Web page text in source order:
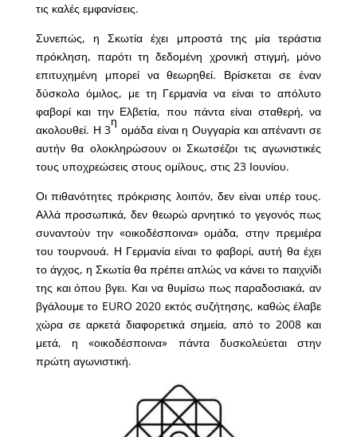
τις καλές εμφανίσεις.
Συνεπώς, η Σκωτία έχει μπροστά της μία τεράστια
πρόκληση, παρότι τη δεδομένη χρονική στιγμή, μόνο
επιτυχημένη μπορεί να θεωρηθεί. Βρίσκεται σε έναν
δύσκολο όμιλος, με τη Γερμανία να είναι το απόλυτο
φαβορί και την Ελβετία, που πάντα είναι σταθερή, να
ακολουθεί. Η 3
η
ομάδα είναι η Ουγγαρία και απέναντι σε
αυτήν θα ολοκληρώσουν οι Σκωτσέζοι τις αγωνιστικές
τους υποχρεώσεις στους ομίλους, στις 23 Ιουνίου.
Οι πιθανότητες πρόκρισης λοιπόν, δεν είναι υπέρ τους.
Αλλά προσωπικά, δεν θεωρώ αρνητικό το γεγονός πως
συναντούν την «οικοδέσποινα» ομάδα, στην πρεμιέρα
του τουρνουά. Η Γερμανία είναι το φαβορί, αυτή θα έχει
το άγχος, η Σκωτία θα πρέπει απλώς να κάνει το παιχνίδι
της και όπου βγει. Και να θυμίσω πως παραδοσιακά, αν
βγάλουμε το EURO 2020 εκτός συζήτησης, καθώς έλαβε
χώρα σε αρκετά διαφορετικά σημεία, από το 2008 και
μετά, η «οικοδέσποινα» πάντα δυσκολεύεται στην
πρώτη αγωνιστική.